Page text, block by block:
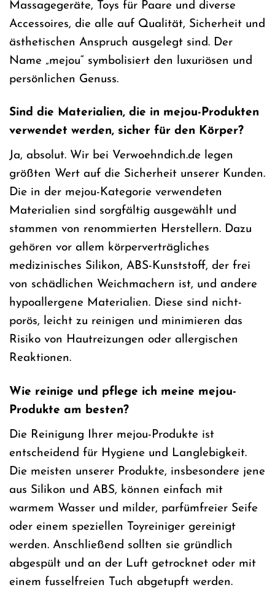
Massagegeräte, Toys für Paare und diverse
Accessoires, die alle auf Qualität, Sicherheit und
ästhetischen Anspruch ausgelegt sind. Der
Name „mejou“ symbolisiert den luxuriösen und
persönlichen Genuss.
Sind die Materialien, die in mejou-Produkten
verwendet werden, sicher für den Körper?
Ja, absolut. Wir bei Verwoehndich.de legen
größten Wert auf die Sicherheit unserer Kunden.
Die in der mejou-Kategorie verwendeten
Materialien sind sorgfältig ausgewählt und
stammen von renommierten Herstellern. Dazu
gehören vor allem körperverträgliches
medizinisches Silikon, ABS-Kunststoff, der frei
von schädlichen Weichmachern ist, und andere
hypoallergene Materialien. Diese sind nicht-
porös, leicht zu reinigen und minimieren das
Risiko von Hautreizungen oder allergischen
Reaktionen.
Wie reinige und pflege ich meine mejou-
Produkte am besten?
Die Reinigung Ihrer mejou-Produkte ist
entscheidend für Hygiene und Langlebigkeit.
Die meisten unserer Produkte, insbesondere jene
aus Silikon und ABS, können einfach mit
warmem Wasser und milder, parfümfreier Seife
oder einem speziellen Toyreiniger gereinigt
werden. Anschließend sollten sie gründlich
abgespült und an der Luft getrocknet oder mit
einem fusselfreien Tuch abgetupft werden.